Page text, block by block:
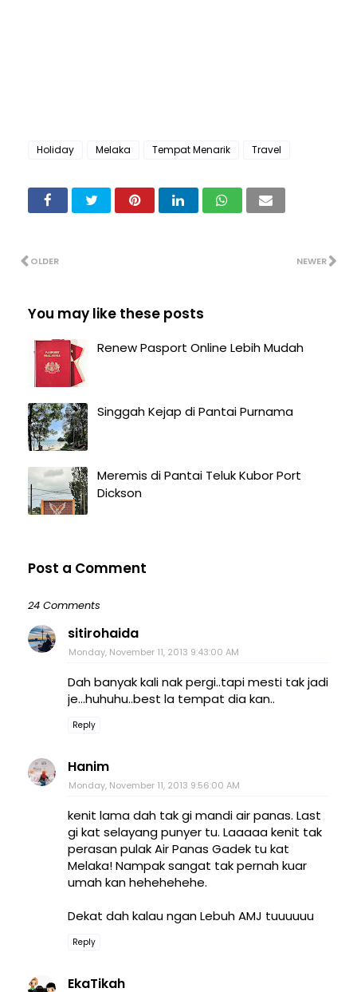
Holiday Melaka Tempat Menarik Travel
NEWER
OLDER
You may like these posts
Renew Pasport Online Lebih Mudah
Singgah Kejap di Pantai Purnama
Meremis di Pantai Teluk Kubor Port
Dickson
Post a Comment
24 Comments
sitirohaida
Monday, November 11, 2013 9:43:00 AM
Dah banyak kali nak pergi..tapi mesti tak jadi
je...huhuhu..best la tempat dia kan..
Reply
Hanim
Monday, November 11, 2013 9:56:00 AM
kenit lama dah tak gi mandi air panas. Last
gi kat selayang punyer tu. Laaaaa kenit tak
perasan pulak Air Panas Gadek tu kat
Melaka! Nampak sangat tak pernah kuar
umah kan hehehehehe.
Dekat dah kalau ngan Lebuh AMJ tuuuuuu
Reply
EkaTikah